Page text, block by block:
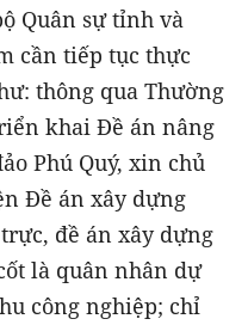
Quân sự tỉnh và
cần tiếp tục thực
thông qua Thường
khai Đề án nâng
Phú Quý, xin chủ
Đề án xây dựng
đề án xây dựng
là quân nhân dự
công nghiệp; chỉ